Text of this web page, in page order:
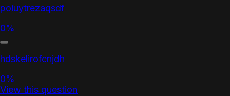
poiuytrezaqsdf
0%
hdskelirofcnjdh
0%
View this question